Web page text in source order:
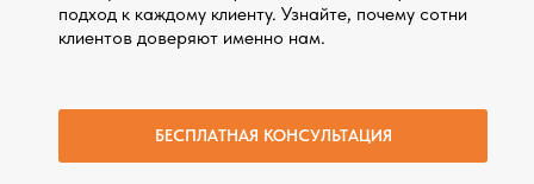
подход к каждому клиенту. Узнайте, почему сотни
клиентов доверяют именно нам.
БЕСПЛАТНАЯ КОНСУЛЬТАЦИЯ